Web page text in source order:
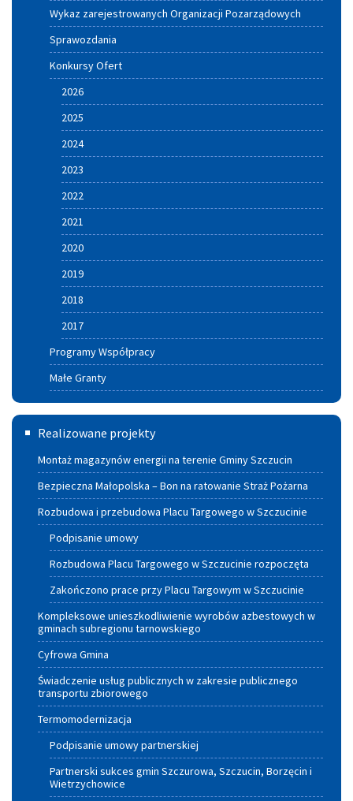
Miasta
Gminy
Szczucin
Wykaz zarejestrowanych Organizacji Pozarządowych
Sprawozdania
Konkursy Ofert
2026
2025
2024
2023
2022
2021
2020
2019
2018
2017
Programy Współpracy
Małe Granty
Termomodernizacja
Realizowane projekty
Montaż magazynów energii na terenie Gminy Szczucin
Bezpieczna Małopolska – Bon na ratowanie Straż Pożarna
Rozbudowa i przebudowa Placu Targowego w Szczucinie
Podpisanie umowy
Rozbudowa Placu Targowego w Szczucinie rozpoczęta
Zakończono prace przy Placu Targowym w Szczucinie
Kompleksowe unieszkodliwienie wyrobów azbestowych w
gminach subregionu tarnowskiego
Cyfrowa Gmina
Świadczenie usług publicznych w zakresie publicznego
transportu zbiorowego
Termomodernizacja
Podpisanie umowy partnerskiej
Partnerski sukces gmin Szczurowa, Szczucin, Borzęcin i
Wietrzychowice